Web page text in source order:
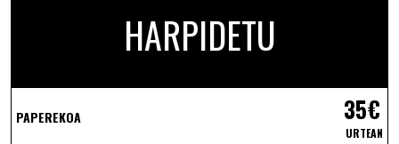
HARPIDETU
PAPEREKOA 35€
URTEAN